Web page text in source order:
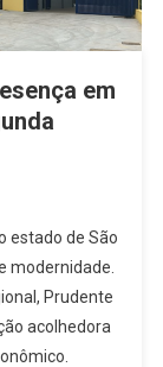
em
estado de São
modernidade.
Prudente
acolhedora